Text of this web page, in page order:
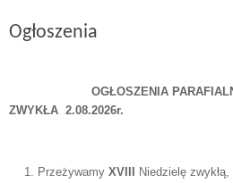
Ogłoszenia
OGŁOSZENIA PARAFIALNE
ZWYKŁA 2.08.2026r.
Przeżywamy XVIII
Niedzielę